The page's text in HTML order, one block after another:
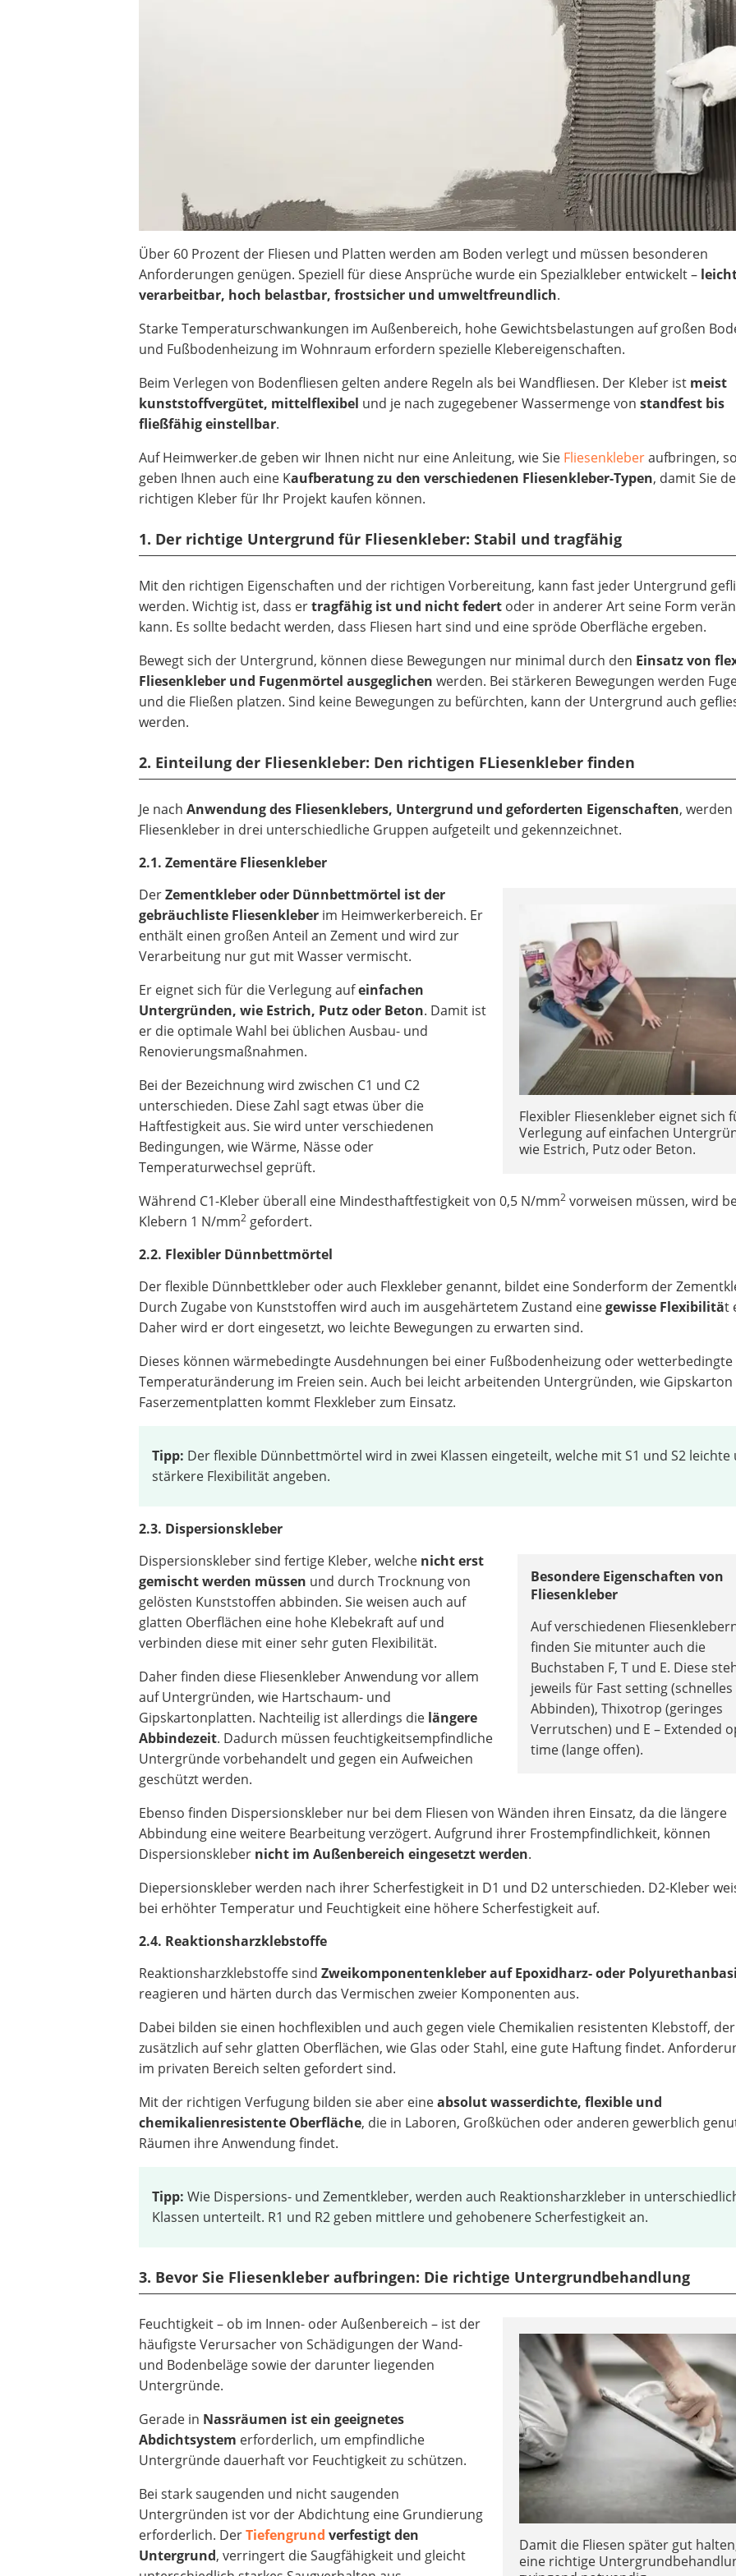
Video-Türsprechanlage
Über 60 Prozent der Fliesen und Platten werden am Boden verlegt und müssen besonderen
Anforderungen genügen. Speziell für diese Ansprüche wurde ein Spezialkleber entwickelt –
verarbeitbar, hoch belastbar, frostsicher und umweltfreundlich.
Starke Temperaturschwankungen im Außenbereich, hohe Gewichtsbelastungen auf großen
und Fußbodenheizung im Wohnraum erfordern spezielle Klebereigenschaften.
Beim Verlegen von Bodenfliesen gelten andere Regeln als bei Wandfliesen. Der Kleber ist meist
kunststoffvergütet, mittelflexibel und je nach zugegebener Wassermenge vonstandfest bis
fließfähig einstellbar.
Auf Heimwerker.de geben wir Ihnen nicht nur eine Anleitung, wie Sie Fliesenkleberaufbringen,
geben Ihnen auch eine Kaufberatung zu den verschiedenen Fliesenkleber-Typen, damit Sie
richtigen Kleber für Ihr Projekt kaufen können.
1. Der richtige Untergrund für Fliesenkleber: Stabil und tragfähig
Mit den richtigen Eigenschaften und der richtigen Vorbereitung, kann fast jeder Untergrund
werden. Wichtig ist, dass ertragfähig ist und nicht federt oder in anderer Art seine Form
kann. Es sollte bedacht werden, dass Fliesen hart sind und eine spröde Oberfläche ergeben.
Bewegt sich der Untergrund, können diese Bewegungen nur minimal durch den Einsatz von
Fliesenkleber und Fugenmörtel ausgeglichen werden. Bei stärkeren Bewegungen werden
und die Fließen platzen. Sind keine Bewegungen zu befürchten, kann der Untergrund auch
werden.
2. Einteilung der Fliesenkleber: Den richtigen FLiesenkleber finden
Je nachAnwendung des Fliesenklebers, Untergrund und geforderten Eigenschaften, werden
Fliesenkleber in drei unterschiedliche Gruppen aufgeteilt und gekennzeichnet.
2.1. Zementäre Fliesenkleber
Flexibler Fliesenkleber eignet sich
Verlegung auf einfachen
wie Estrich, Putz oder Beton.
DerZementkleber oder Dünnbettmörtel ist der
gebräuchliste Fliesenkleber im Heimwerkerbereich. Er
enthält einen großen Anteil an Zement und wird zur
Verarbeitung nur gut mit Wasser vermischt.
Er eignet sich für die Verlegung aufeinfachen
Untergründen, wie Estrich, Putz oder Beton. Damit ist
er die optimale Wahl bei üblichen Ausbau- und
Renovierungsmaßnahmen.
Bei der Bezeichnung wird zwischen C1 und C2
unterschieden. Diese Zahl sagt etwas über die
Haftfestigkeit aus. Sie wird unter verschiedenen
Bedingungen, wie Wärme, Nässe oder
Temperaturwechsel geprüft.
Während C1-Kleber überall eine Mindesthaftfestigkeit von 0,5 N/mm2 vorweisen müssen, wird
Klebern 1 N/mm2 gefordert.
2.2. Flexibler Dünnbettmörtel
Der flexible Dünnbettkleber oder auch Flexkleber genannt, bildet eine Sonderform der
Durch Zugabe von Kunststoffen wird auch im ausgehärtetem Zustand einegewisse Flexibilität
Daher wird er dort eingesetzt, wo leichte Bewegungen zu erwarten sind.
Dieses können wärmebedingte Ausdehnungen bei einer Fußbodenheizung oder wetterbedingte
Temperaturänderung im Freien sein. Auch bei leicht arbeitenden Untergründen, wie
Faserzementplatten kommt Flexkleber zum Einsatz.
Tipp: Der flexible Dünnbettmörtel wird in zwei Klassen eingeteilt, welche mit S1 und S2 leichte
stärkere Flexibilität angeben.
2.3. Dispersionskleber
Besondere Eigenschaften von
Fliesenkleber
Auf verschiedenen
finden Sie mitunter auch die
Buchstaben F, T und E. Diese
jeweils für Fast setting (schnelles
Abbinden), Thixotrop (geringes
Verrutschen) und E – Extended
time (lange offen).
Dispersionskleber sind fertige Kleber, welche nicht erst
gemischt werden müssen und durch Trocknung von
gelösten Kunststoffen abbinden. Sie weisen auch auf
glatten Oberflächen eine hohe Klebekraft auf und
verbinden diese mit einer sehr guten Flexibilität.
Daher finden diese Fliesenkleber Anwendung vor allem
auf Untergründen, wie Hartschaum- und
Gipskartonplatten. Nachteilig ist allerdings die längere
Abbindezeit. Dadurch müssen feuchtigkeitsempfindliche
Untergründe vorbehandelt und gegen ein Aufweichen
geschützt werden.
Ebenso finden Dispersionskleber nur bei dem Fliesen von Wänden ihren Einsatz, da die längere
Abbindung eine weitere Bearbeitung verzögert. Aufgrund ihrer Frostempfindlichkeit, können
Dispersionskleber nicht im Außenbereich eingesetzt werden.
Diepersionskleber werden nach ihrer Scherfestigkeit in D1 und D2 unterschieden. D2-Kleber
bei erhöhter Temperatur und Feuchtigkeit eine höhere Scherfestigkeit auf.
2.4. Reaktionsharzklebstoffe
Reaktionsharzklebstoffe sindZweikomponentenkleber auf Epoxidharz- oder
reagieren und härten durch das Vermischen zweier Komponenten aus.
Dabei bilden sie einen hochflexiblen und auch gegen viele Chemikalien resistenten Klebstoff, der
zusätzlich auf sehr glatten Oberflächen, wie Glas oder Stahl, eine gute Haftung findet.
im privaten Bereich selten gefordert sind.
Mit der richtigen Verfugung bilden sie aber eineabsolut wasserdichte, flexible und
chemikalienresistente Oberfläche, die in Laboren, Großküchen oder anderen gewerblich
Räumen ihre Anwendung findet.
Tipp: Wie Dispersions- und Zementkleber, werden auch Reaktionsharzkleber in
Klassen unterteilt. R1 und R2 geben mittlere und gehobenere Scherfestigkeit an.
3. Bevor Sie Fliesenkleber aufbringen: Die richtige Untergrundbehandlung
Damit die Fliesen später gut
eine richtige
Feuchtigkeit – ob im Innen- oder Außenbereich – ist der
häufigste Verursacher von Schädigungen der Wand-
und Bodenbeläge sowie der darunter liegenden
Untergründe.
Gerade in Nassräumen ist ein geeignetes
Abdichtsystem erforderlich, um empfindliche
Untergründe dauerhaft vor Feuchtigkeit zu schützen.
Bei stark saugenden und nicht saugenden
Untergründen ist vor der Abdichtung eine Grundierung
erforderlich. DerTiefengrund verfestigt den
Untergrund, verringert die Saugfähigkeit und gleicht